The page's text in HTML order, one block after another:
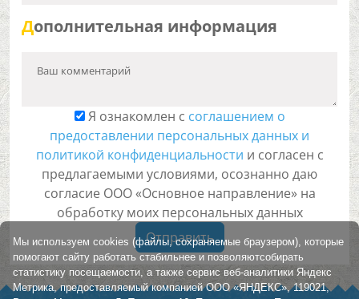
Дополнительная информация
Ваш комментарий
Я ознакомлен с соглашением о
предоставлении персональных данных и
политикой конфиденциальности и согласен с
предлагаемыми условиями, осознанно даю
согласие ООО «Основное направление» на
обработку моих персональных данных
Отправить
Мы используем cookies (файлы, сохраняемые браузером), которые
помогают сайту работать стабильнее и позволяютсобирать
статистику посещаемости, а также сервис веб-аналитики Яндекс
Метрика, предоставляемый компанией ООО «ЯНДЕКС», 119021,